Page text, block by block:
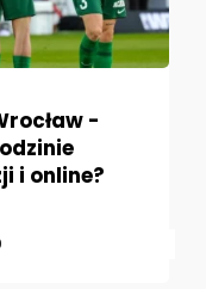
-
i online?